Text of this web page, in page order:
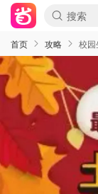
首页 攻略 校园